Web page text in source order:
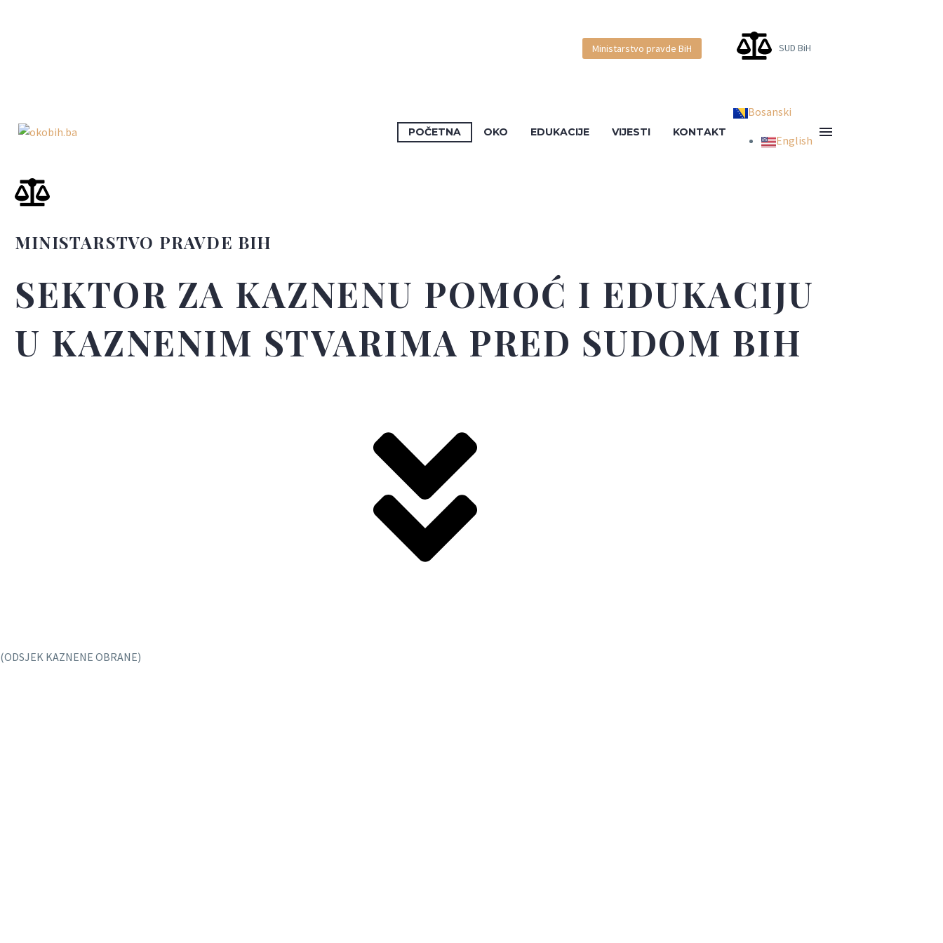
Ministarstvo pravde BiH SUD BiH
POČETNA OKO EDUKACIJE VIJESTI KONTAKT
Bosanski
English
MINISTARSTVO PRAVDE BIH
SEKTOR ZA KAZNENU POMOĆ I EDUKACIJU
U KAZNENIM STVARIMA PRED SUDOM BIH
(ODSJEK KAZNENE OBRANE)